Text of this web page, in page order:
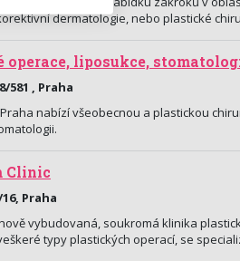
dermatologie, nebo plastické
operace, liposukce,
581 , Praha
nabízí všeobecnou a plastickou
Clinic
Praha
vybudovaná, soukromá klinika
typy plastických operací, se